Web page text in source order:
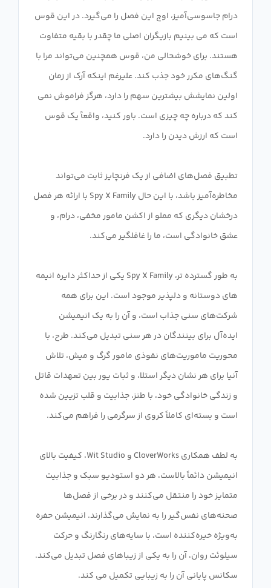
درام جاسوسی‌آمیز، اوج این فصل را می‌گیرد. در این قوس
است که می بینیم بازیگران اصلی ما چقدر با بقیه متفاوت
هستند. برای خوشحالی من، قوس همچنین می‌تواند مرا با
گنگ‌های مکرر خود جذب کند. علیرغم اینکه آرک از زمان
اولین نمایشش بیشترین سهم را دارد، هرگز فراموش نمی
کند که درباره چه چیزی است. باور کنید، واقعاً یک قوس
تطبیق فصل‌های اضافی از یک فرنچایز ثابت می‌تواند
مخاطره‌آمیز باشد، با این حال Spy X Family با ارائه هر فصل
درخشان دیگری که مملو از اکشن مامور مخفی، درام، و
به طور گسترده تر، Spy X Family یکی از حداکثر دایره انیمه
های دوستانه و دلپذیر موجود است. این برای همه
شرکت‌های سنی جذاب است، و آن را به یک انیمیشن
ایده‌آل برای بینندگان در هر سنی تبدیل می‌کند. طرح، با
محوریت ماموریت‌های نفوذی مامور گرگ و میش، تلاش
آنیا برای هر نشان دیگر استلا، و ثبات یور بین تعهدات قاتل
و زندگی خانوادگی خود، با طنز، جذابیت و قلب تزیین شده
به لطف همکاری CloverWorks و Wit Studio، کیفیت بالای
انیمیشن دائماً بالاست، هر دو استودیو سبک و جذابیت
متمایز خود را منتقل می‌کنند و در برخی از فصل‌ها
صحنه‌های نفس‌گیر را به نمایش می‌گذارند. انیمیشن حفره
به‌ویژه خیره‌کننده است، با سایه‌های رنگارنگ و حرکت
سیلوئت روان، آن را به یکی از زیباهای فصل تبدیل می‌کند.